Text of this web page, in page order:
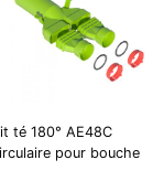
té 180° AE48C
pour bouche